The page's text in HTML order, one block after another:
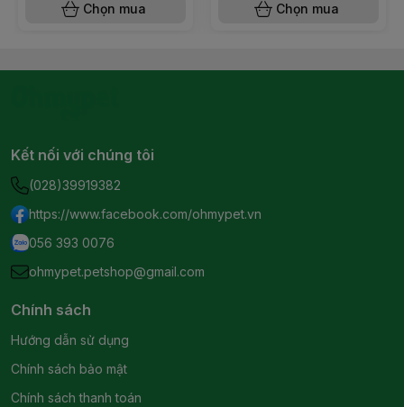
Chọn mua Chọn mua
Kết nối với chúng tôi
(028)39919382
https://www.facebook.com/ohmypet.vn
056 393 0076
ohmypet.petshop@gmail.com
Chính sách
Hướng dẫn sử dụng
Chính sách bảo mật
Chính sách thanh toán